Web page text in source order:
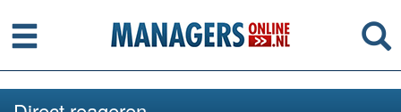
Menu